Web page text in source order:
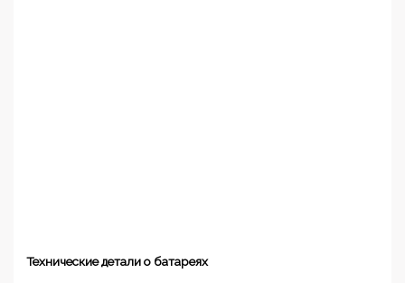
Технические детали о батареях